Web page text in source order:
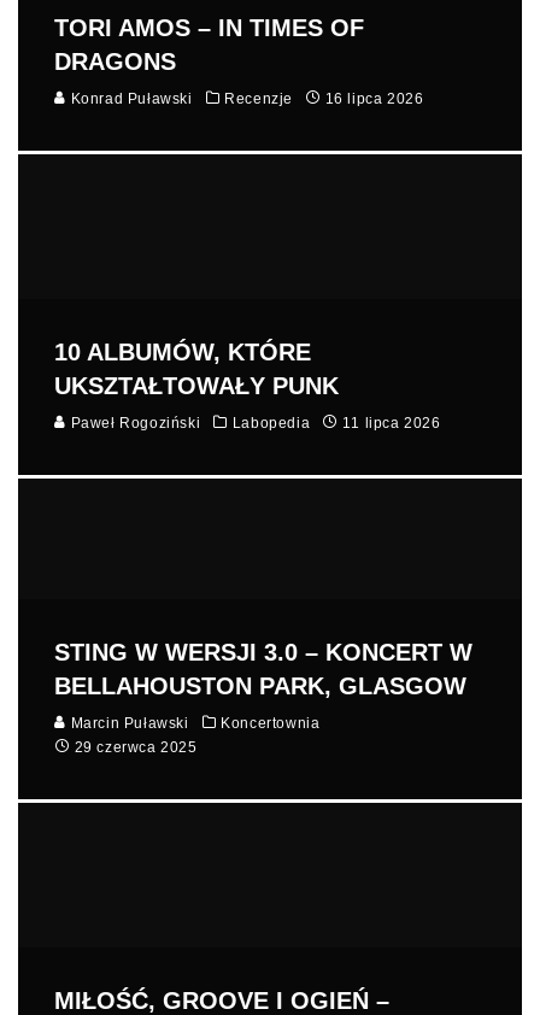
TORI AMOS – IN TIMES OF
DRAGONS
Konrad Puławski Recenzje 16 lipca 2026
10 ALBUMÓW, KTÓRE
UKSZTAŁTOWAŁY PUNK
Paweł Rogoziński Labopedia 11 lipca 2026
STING W WERSJI 3.0 – KONCERT W
BELLAHOUSTON PARK, GLASGOW
Marcin Puławski
Koncertownia
29 czerwca 2025
MIŁOŚĆ, GROOVE I OGIEŃ –